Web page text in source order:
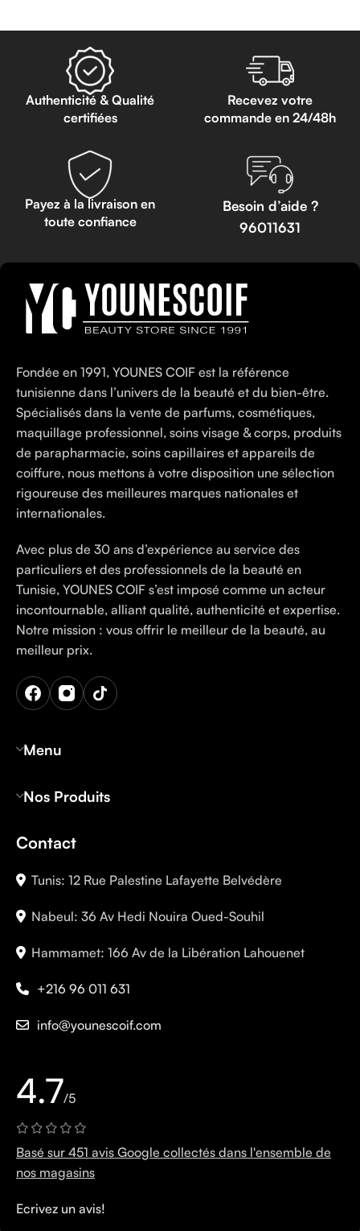
Authenticité & Qualité
certifiées
Recevez votre
commande en 24/48h
Payez à la livraison en
toute confiance
Besoin d’aide ?
96011631
Fondée en 1991, YOUNES COIF est la référence
tunisienne dans l’univers de la beauté et du bien-être.
Spécialisés dans la vente de parfums, cosmétiques,
maquillage professionnel, soins visage & corps, produits
de parapharmacie, soins capillaires et appareils de
coiffure, nous mettons à votre disposition une sélection
rigoureuse des meilleures marques nationales et
internationales.
Avec plus de 30 ans d’expérience au service des
particuliers et des professionnels de la beauté en
Tunisie, YOUNES COIF s’est imposé comme un acteur
incontournable, alliant qualité, authenticité et expertise.
Notre mission : vous offrir le meilleur de la beauté, au
meilleur prix.
Menu
Nos Produits
Contact
Tunis: 12 Rue Palestine Lafayette Belvédère
Nabeul: 36 Av Hedi Nouira Oued-Souhil
Hammamet: 166 Av de la Libération Lahouenet
+216 96 011 631
info@younescoif.com
4.7/5
Basé sur 451 avis Google collectés dans l'ensemble de
nos magasins
Ecrivez un avis!